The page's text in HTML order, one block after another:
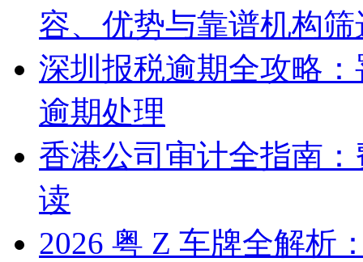
容、优势与靠谱机构筛
深圳报税逾期全攻略
逾期处理
香港公司审计全指南
读
2026 粤 Z 车牌全解析